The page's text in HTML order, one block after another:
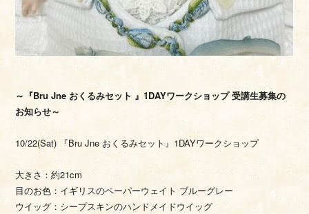
～『Bru Jne おくるみセット 』1DAYワークショップ 受講生募集の
10/22(Sat) 『Bru Jne おくるみセット』1DAYワークショップ
大きさ：約21cm
目のお色：イギリスのペーパーウェイト ブルーグレー
ウイッグ：シープスキンのハンドメイドウイッグ